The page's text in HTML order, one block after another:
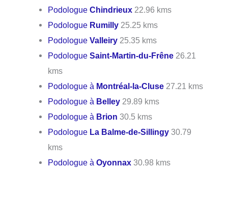
PodologueChindrieux 22.96 kms
Podologue Rumilly 25.25 kms
PodologueValleiry 25.35 kms
PodologueSaint-Martin-du-Frêne 26.21
kms
Podologue à Montréal-la-Cluse 27.21 kms
Podologue à Belley 29.89 kms
Podologue à Brion 30.5 kms
Podologue La Balme-de-Sillingy 30.79
kms
Podologue àOyonnax 30.98 kms